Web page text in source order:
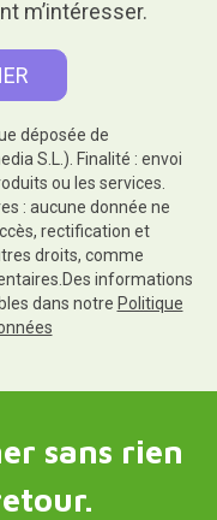
m’intéresser.
déposée de
S.L.). Finalité : envoi
ou les services.
: aucune donnée ne
rectification et
droits, comme
informations
dans notre Politique
sans rien